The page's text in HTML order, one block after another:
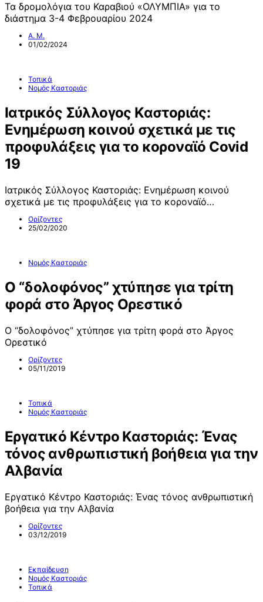
Τα δρομολόγια του Καραβιού «ΟΛΥΜΠΙΑ» για το
διάστημα 3-4 Φεβρουαρίου 2024
Α. Μ.
01/02/2024
Τοπικά
Νομός Καστοριάς
Ιατρικός Σύλλογος Καστοριάς:
Ενημέρωση κοινού σχετικά με τις
προφυλάξεις για το κοροναϊό Covid
19
Ιατρικός Σύλλογος Καστοριάς: Ενημέρωση κοινού
σχετικά με τις προφυλάξεις για το κοροναϊό…
Ορίζοντες
25/02/2020
Νομός Καστοριάς
Ο “δολοφόνος” χτύπησε για τρίτη
φορά στο Άργος Ορεστικό
Ο “δολοφόνος” χτύπησε για τρίτη φορά στο Άργος
Ορεστικό
Ορίζοντες
05/11/2019
Τοπικά
Νομός Καστοριάς
Εργατικό Κέντρο Καστοριάς: Ένας
τόνος ανθρωπιστική βοήθεια για την
Αλβανία
Εργατικό Κέντρο Καστοριάς: Ένας τόνος ανθρωπιστική
βοήθεια για την Αλβανία
Ορίζοντες
03/12/2019
Εκπαίδευση
Νομός Καστοριάς
Τοπικά